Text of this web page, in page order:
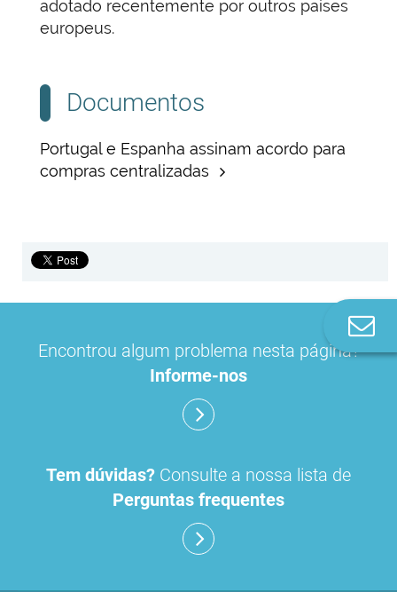
adotado recentemente por outros países
europeus.
Documentos
Portugal e Espanha assinam acordo para
compras centralizadas
Encontrou algum problema nesta página?
Informe-nos
Tem dúvidas? Consulte a nossa lista de
Perguntas frequentes